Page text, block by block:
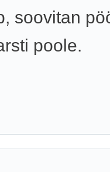
soovitan
poole.